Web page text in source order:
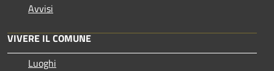
Avvisi
VIVERE IL COMUNE
Luoghi